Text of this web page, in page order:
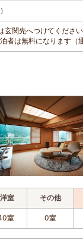
玄関先へつけてくださ
者は無料になります（
室 その他
室 0室